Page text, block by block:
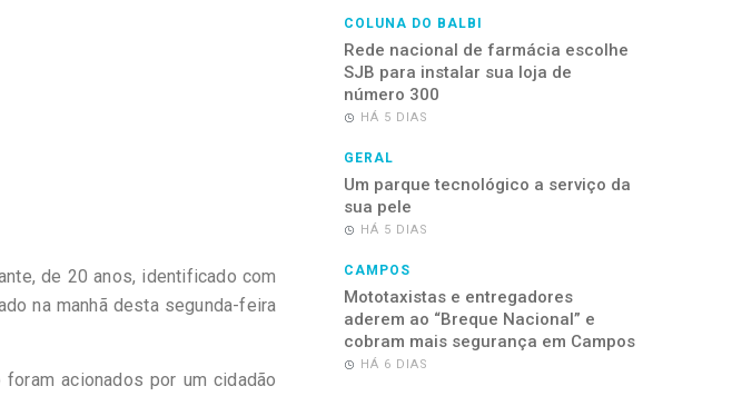
de 20 anos, identificado com
na manhã desta segunda-feira
acionados por um cidadão
COLUNA DO BALBI
Rede nacional de farmácia escolhe
SJB para instalar sua loja de
número 300
HÁ 5 DIAS
GERAL
Um parque tecnológico a serviço da
sua pele
HÁ 5 DIAS
CAMPOS
Mototaxistas e entregadores
aderem ao “Breque Nacional” e
cobram mais segurança em Campos
HÁ 6 DIAS